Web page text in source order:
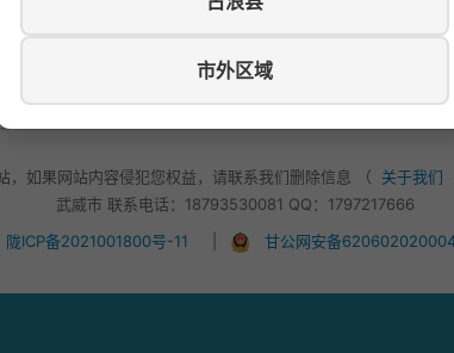
市外区域
如有损失，本站概不负责
，不要轻易付款！
，如果网站内容侵犯您权益，请联系我们删除信息 （ 关于我们
武威市 联系电话：18793530081 QQ：1797217666
陇ICP备2021001800号-11
甘公网安备